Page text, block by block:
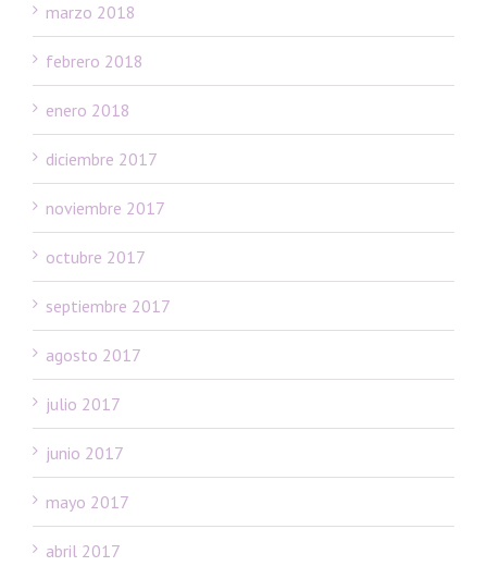
marzo 2018
febrero 2018
enero 2018
diciembre 2017
noviembre 2017
octubre 2017
septiembre 2017
agosto 2017
julio 2017
junio 2017
mayo 2017
abril 2017